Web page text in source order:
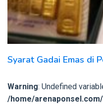
Syarat Gadai Emas di
Warning: Undefined
/home/